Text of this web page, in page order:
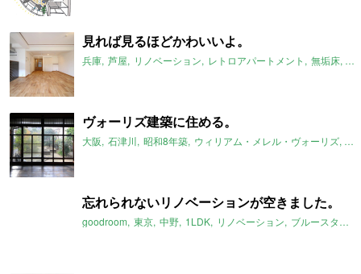
見れば見るほどかわいいよ。
兵庫 芦屋 リノベーション レトロアパートメント 無垢床
ヴォーリズ建築に住める。
大阪 石津川 昭和8年築 ウィリアム・メレル・ヴォーリズ 一
忘れられないリノベーションが空きました。
goodroom 東京 中野 1LDK リノベーション ブルースタジオ